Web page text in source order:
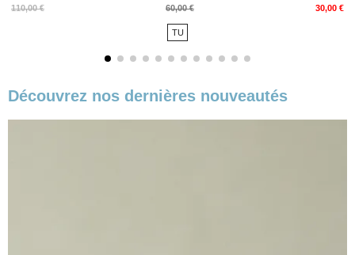
110,00 €
Prix
60,00 € 30,00 €
Prix
TU
Découvrez nos dernières nouveautés